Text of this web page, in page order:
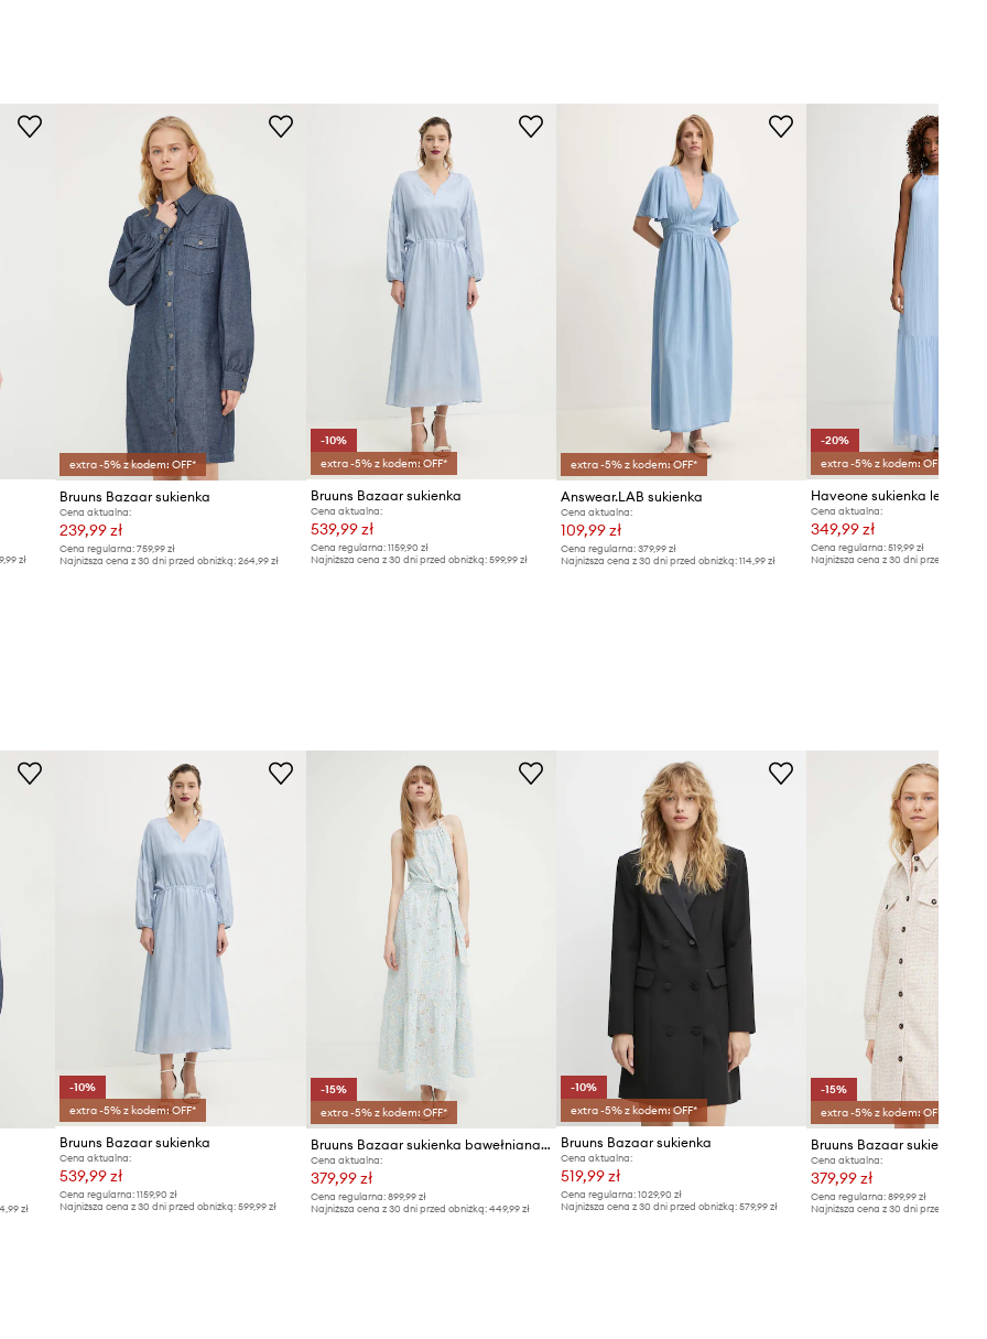
ID Produktu
zazwyczaj.
Tabela rozmiarów
zł
extra -5% z kodem: OFF*
Bruuns Bazaar sukienka
Cena aktualna:
239,99 zł
Cena regularna: 759,99 zł
Najniższa cena z 30 dni przed obniżką: 264,99 zł
-10%
extra -5% z kodem: OFF*
Bruuns Bazaar sukienka
Cena aktualna:
539,99 zł
Cena regularna: 1159,90 zł
Najniższa cena z 30 dni przed obniżką: 599,99 zł
extra -5% z kodem: OFF*
Answear.LAB sukienka
Cena aktualna:
109,99 zł
Cena regularna:379,99 zł
Najniższa cena z 30 dni przed obniżką:114,99 zł
-20%
extra -5% z kodem: OFF*
Cena aktualna:
349,99 zł
Cena regularna: 519,99 zł
Najniższa cena z 30 dni przed obniżką:
zł
-10%
extra -5% z kodem: OFF*
Bruuns Bazaar sukienka
Cena aktualna:
539,99 zł
Cena regularna: 1159,90 zł
Najniższa cena z 30 dni przed obniżką: 599,99 zł
-15%
extra -5% z kodem: OFF*
Bruuns Bazaar sukienka bawełniana WoodbineBBKaia dress
Cena aktualna:
379,99 zł
Cena regularna: 899,99 zł
Najniższa cena z 30 dni przed obniżką: 449,99 zł
-10%
extra -5% z kodem: OFF*
Bruuns Bazaar sukienka
Cena aktualna:
519,99 zł
Cena regularna:1029,90 zł
Najniższa cena z 30 dni przed obniżką:579,99 zł
-15%
extra -5% z kodem: OFF*
Cena aktualna:
379,99 zł
Cena regularna: 899,99 zł
Najniższa cena z 30 dni przed obniżką: